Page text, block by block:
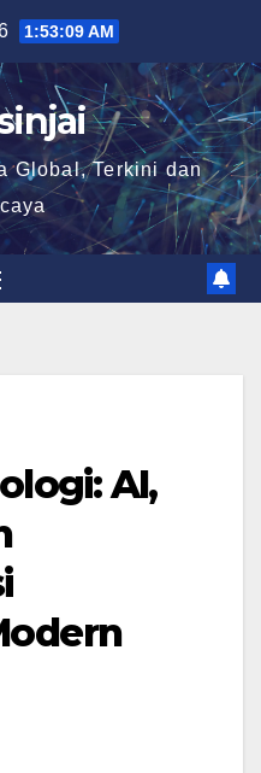
1:53:10 AM
Global, Terkini dan
AI,